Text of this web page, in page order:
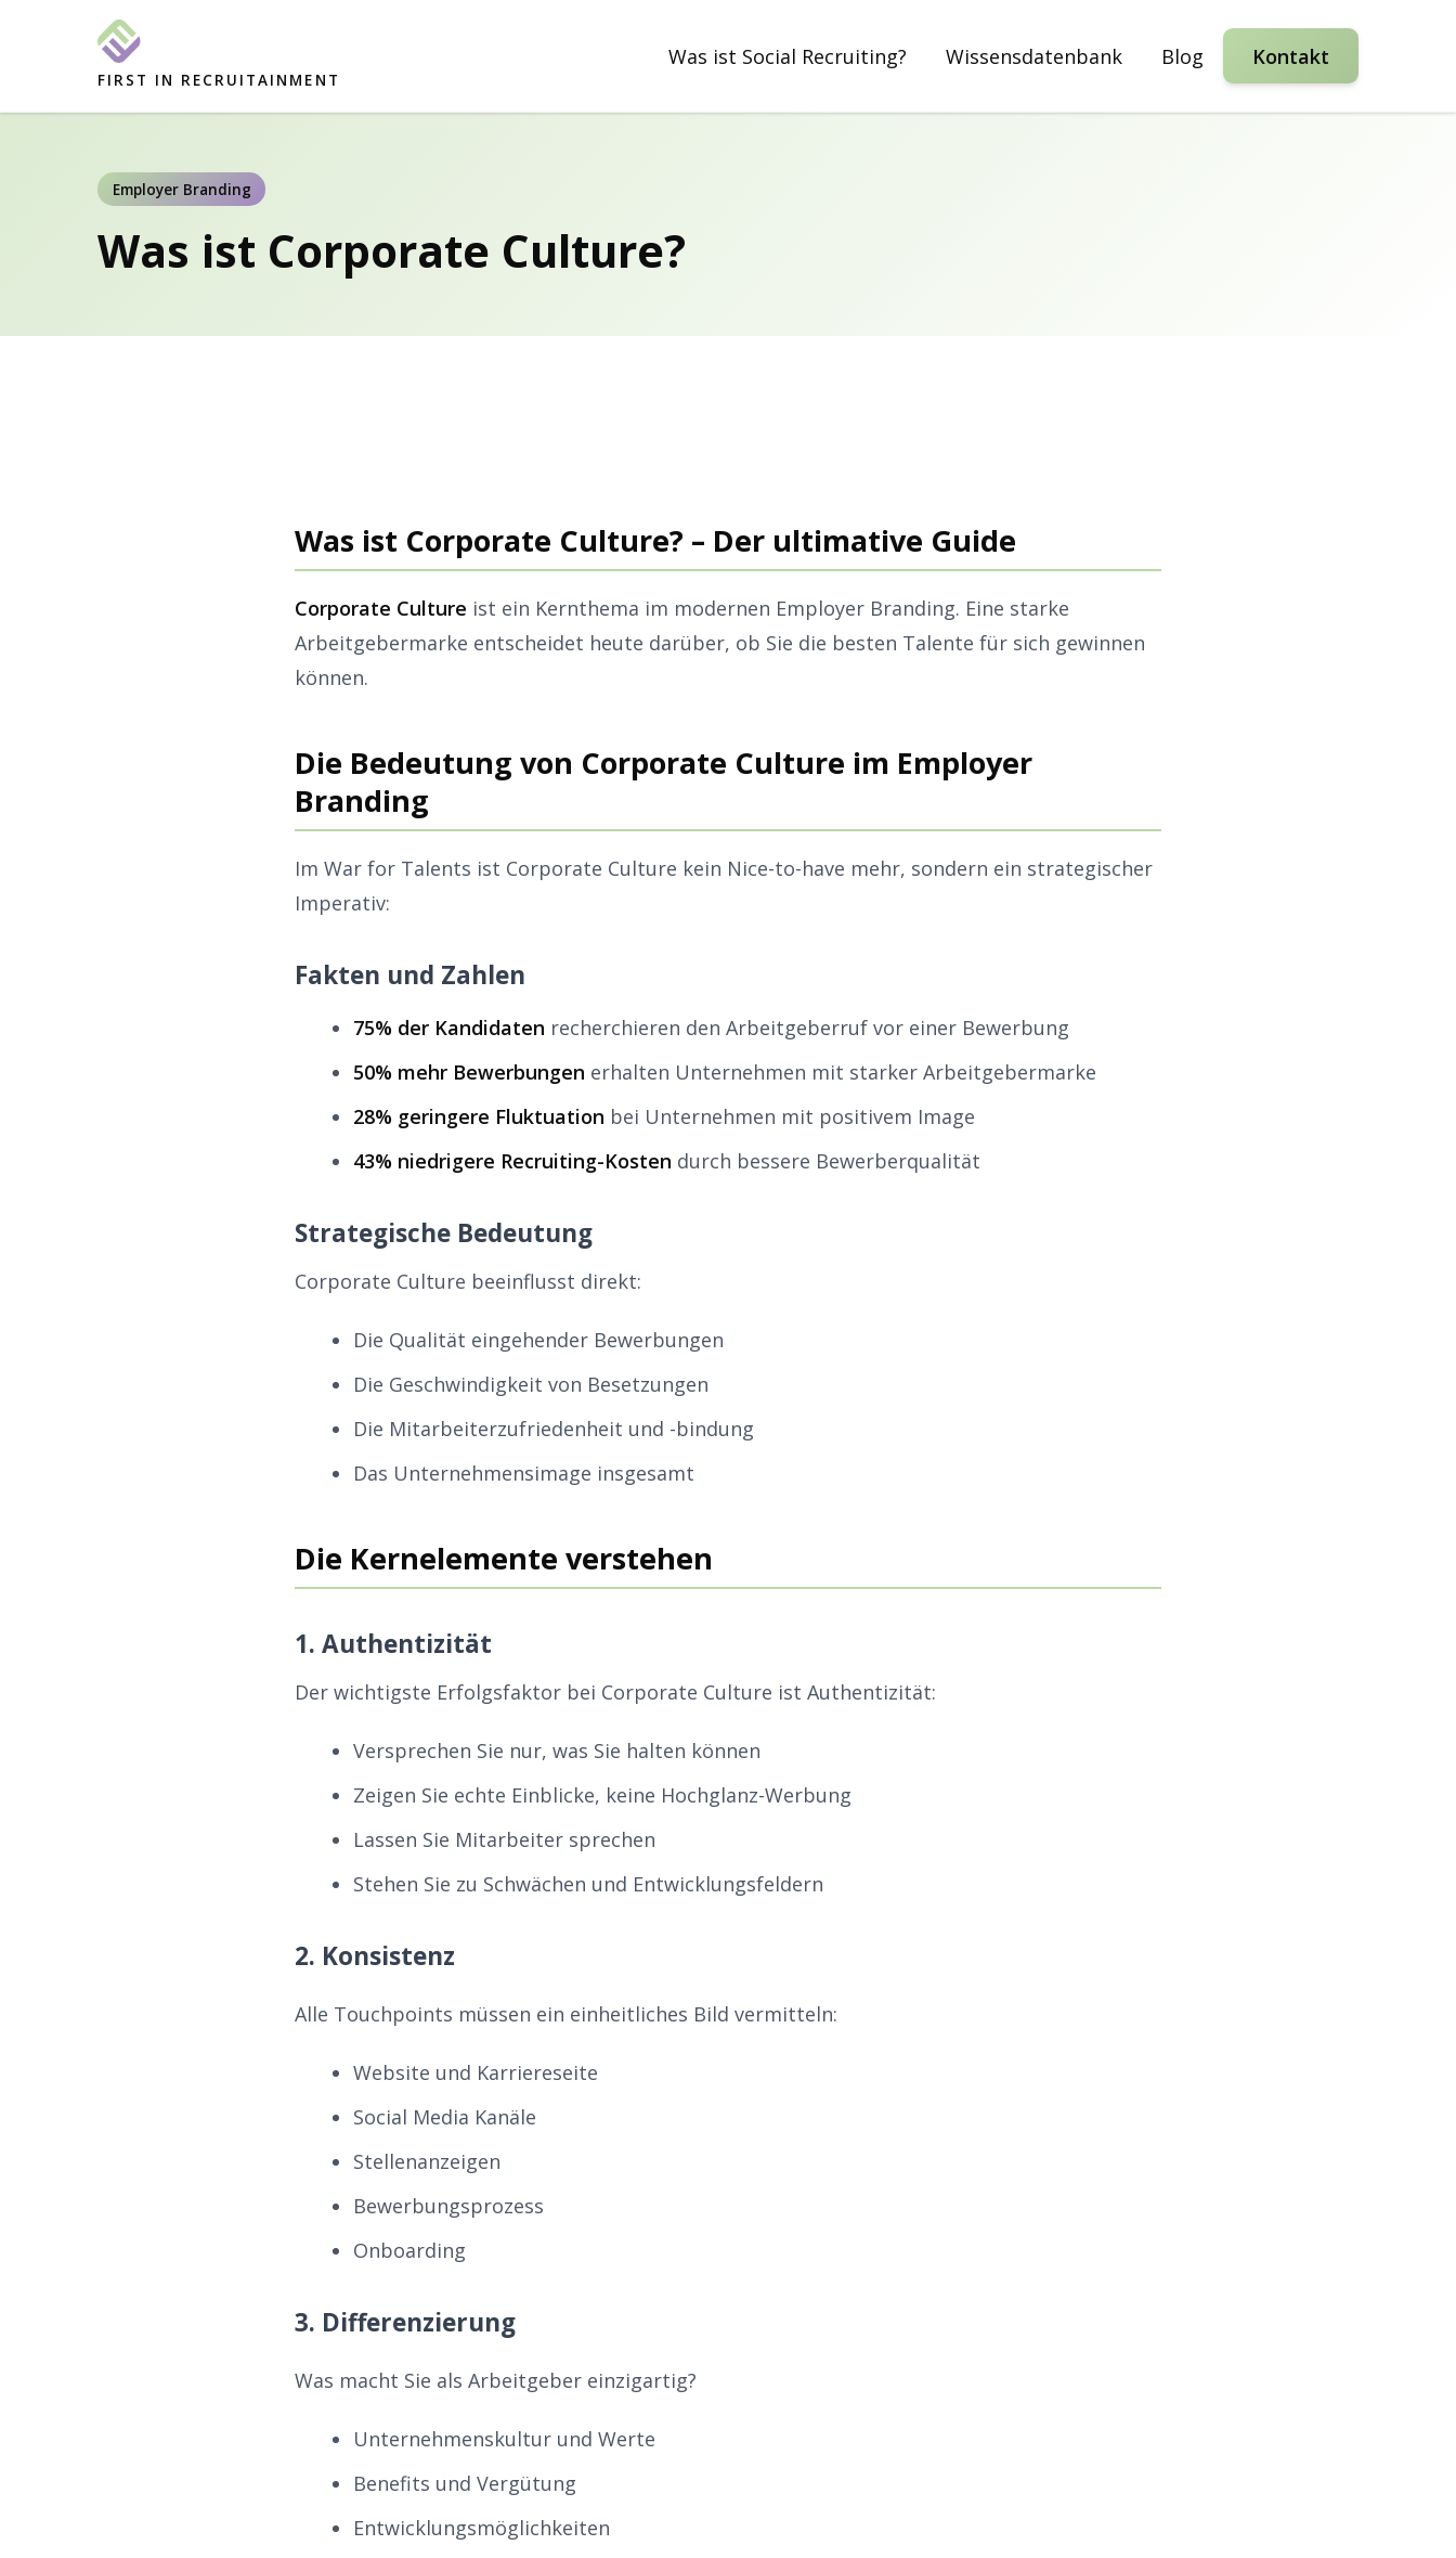
FIRST IN RECRUITAINMENT
Was ist Social Recruiting? Wissensdatenbank Blog Kontakt
Employer Branding
Was ist Corporate Culture?
Was ist Corporate Culture? – Der ultimative Guide
Corporate Culture ist ein Kernthema im modernen Employer Branding. Eine starke
Arbeitgebermarke entscheidet heute darüber, ob Sie die besten Talente für sich gewinnen
können.
Die Bedeutung von Corporate Culture im Employer
Branding
Im War for Talents ist Corporate Culture kein Nice-to-have mehr, sondern ein strategischer
Imperativ:
Fakten und Zahlen
75% der Kandidaten recherchieren den Arbeitgeberruf vor einer Bewerbung
50% mehr Bewerbungen erhalten Unternehmen mit starker Arbeitgebermarke
28% geringere Fluktuation bei Unternehmen mit positivem Image
43% niedrigere Recruiting-Kosten durch bessere Bewerberqualität
Strategische Bedeutung
Corporate Culture beeinflusst direkt:
Die Qualität eingehender Bewerbungen
Die Geschwindigkeit von Besetzungen
Die Mitarbeiterzufriedenheit und -bindung
Das Unternehmensimage insgesamt
Die Kernelemente verstehen
1. Authentizität
Der wichtigste Erfolgsfaktor bei Corporate Culture ist Authentizität:
Versprechen Sie nur, was Sie halten können
Zeigen Sie echte Einblicke, keine Hochglanz-Werbung
Lassen Sie Mitarbeiter sprechen
Stehen Sie zu Schwächen und Entwicklungsfeldern
2. Konsistenz
Alle Touchpoints müssen ein einheitliches Bild vermitteln:
Website und Karriereseite
Social Media Kanäle
Stellenanzeigen
Bewerbungsprozess
Onboarding
3. Differenzierung
Was macht Sie als Arbeitgeber einzigartig?
Unternehmenskultur und Werte
Benefits und Vergütung
Entwicklungsmöglichkeiten